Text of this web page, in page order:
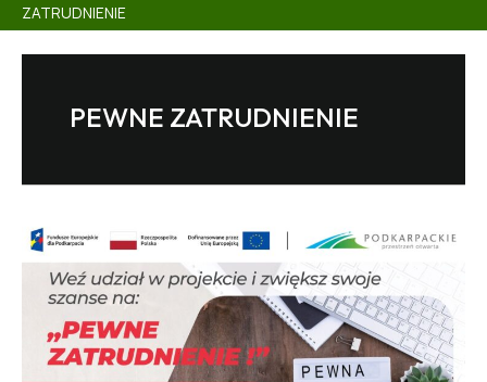
ZATRUDNIENIE
PEWNE ZATRUDNIENIE